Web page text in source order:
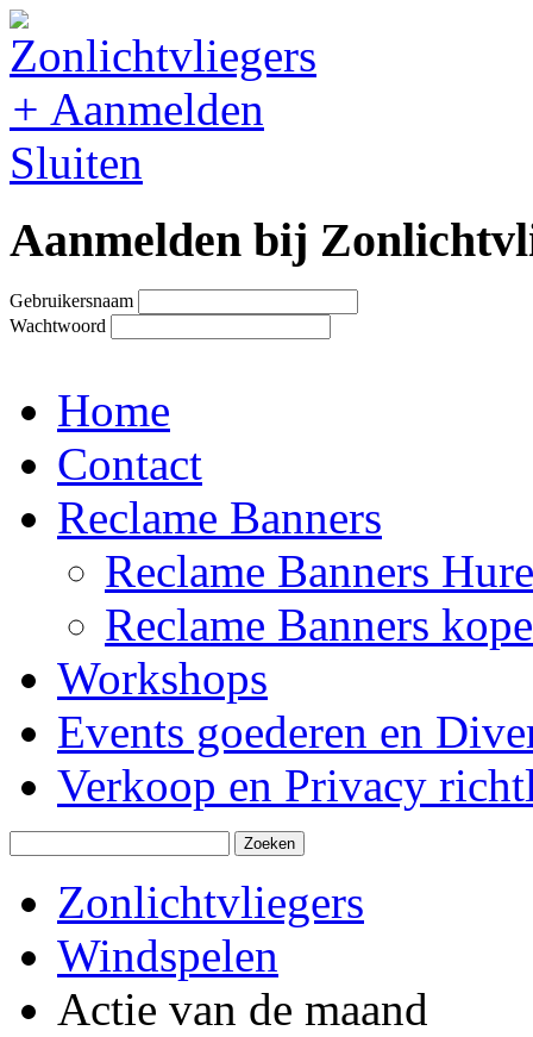
+ Aanmelden
Sluiten
Aanmelden bij
Gebruikersnaam
Wachtwoord
Home
Contact
Reclame Banners
Reclame Banners
Reclame Banners
Workshops
Events goederen en
Verkoop en Privacy
Zonlichtvliegers
Windspelen
Actie van de maand